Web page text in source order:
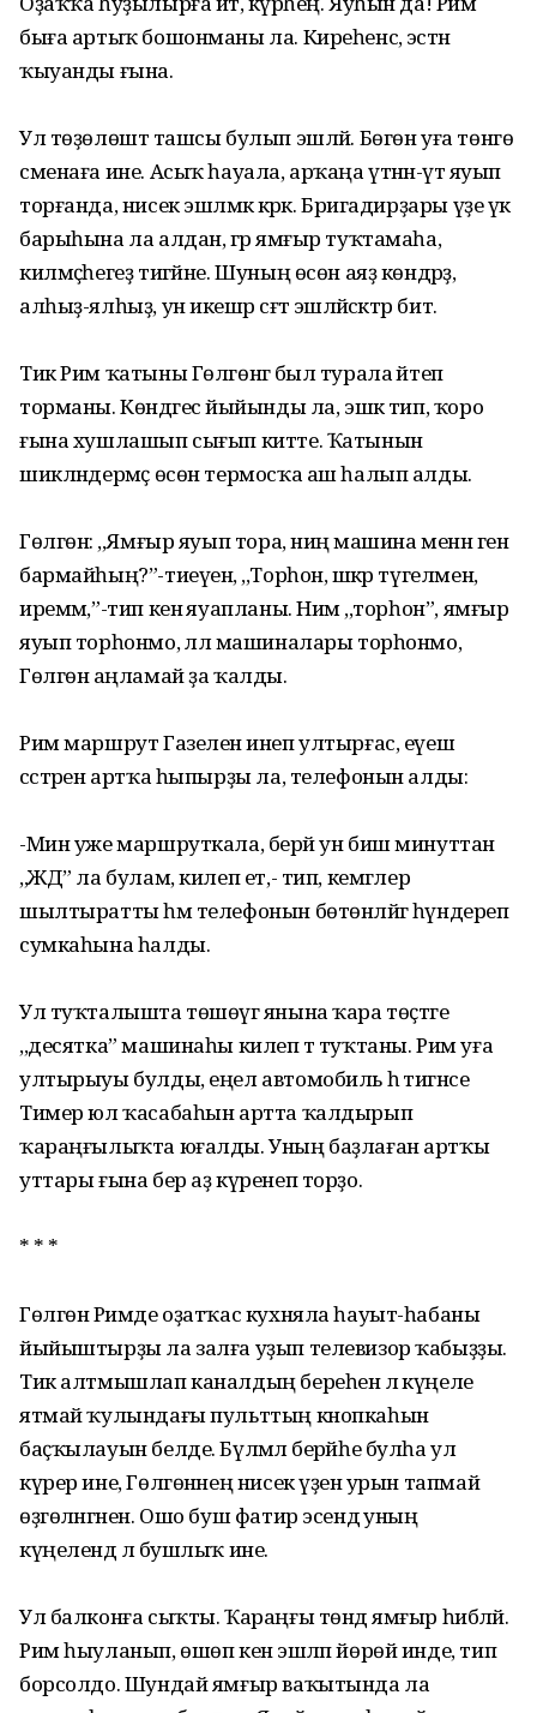
быға артыҡ бошонманы ла. Киреһенсә, эстән
ҡыуанды ғына.
Ул төҙөлөштә ташсы булып эшләй. Бөгөн уға төнгө
сменаға ине. Асыҡ һауала, арҡаңа үтәнән-үтә яуып
торғанда, нисек эшләмәк кәрәк. Бригадирҙары үҙе үк
барыһына ла алдан, әгәр ямғыр туҡтамаһа,
килмәҫһегеҙ тигәйне. Шуның өсөн аяҙ көндәрҙә,
алһыҙ-ялһыҙ, ун икешәр сәғәт эшләйәсәктәр бит.
Тик Рим ҡатыны Гөлгөнәгә был турала әйтеп
торманы. Көндәгесә йыйынды ла, эшкә тип, ҡоро
ғына хушлашып сығып китте. Ҡатынын
шикләндермәҫ өсөн термосҡа аш һалып алды.
Гөлгөнә: ,,Ямғыр яуып тора, ниңә машина менән генә
бармайһың?”-тиеүенә, ,,Торһон, шәкәр түгелмен,
иремәм,”-тип кенә яуапланы. Нимә ,,торһон”, ямғыр
яуып торһонмо, әллә машиналары торһонмо,
Гөлгөнә аңламай ҙа ҡалды.
Рим маршрут Газеленә инеп ултырғас, еүеш
сәстәрен артҡа һыпырҙы ла, телефонын алды:
-Мин уже маршруткала, берәй ун биш минуттан
,,ЖД” ла булам, килеп ет,- тип, кемгәлер
шылтыратты һәм телефонын бөтөнләйгә һүндереп
сумкаһына һалды.
Ул туҡталышта төшөүгә янына ҡара төҫтәге
,,десятка” машинаһы килеп тә туҡтаны. Рим уға
ултырыуы булды, еңел автомобиль һә тигәнсе
Тимер юл ҡасабаһын артта ҡалдырып
ҡараңғылыҡта юғалды. Уның баҙлаған артҡы
уттары ғына бер аҙ күренеп торҙо.
* * *
Гөлгөнә Римде оҙатҡас кухняла һауыт-һабаны
йыйыштырҙы ла залға уҙып телевизор ҡабыҙҙы.
Тик алтмышлап каналдың береһенә лә күңеле
ятмай ҡулындағы пульттың кнопкаһын
баҫҡылауын белде. Бүлмәлә берәйһе булһа ул
күрер ине, Гөлгөнәнең нисек үҙенә урын тапмай
өҙгөләнгәнен. Ошо буш фатир эсендә уның
күңелендә лә бушлыҡ ине.
Ул балконға сыҡты. Ҡараңғы төндә ямғыр һибәләй.
Рим һыуланып, өшөп кенә эшләп йөрөй инде, тип
борсолдо. Шундай ямғыр ваҡытында ла